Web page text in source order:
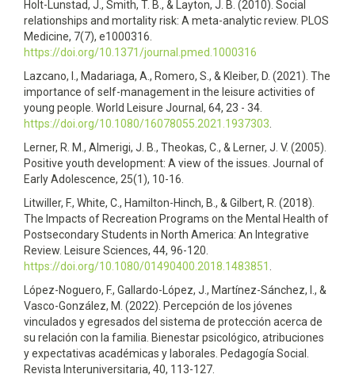
Holt-Lunstad, J., Smith, T. B., & Layton, J. B. (2010). Social
relationships and mortality risk: A meta-analytic review. PLOS
Medicine, 7(7), e1000316.
https://doi.org/10.1371/journal.pmed.1000316
Lazcano, I., Madariaga, A., Romero, S., & Kleiber, D. (2021). The
importance of self-management in the leisure activities of
young people. World Leisure Journal, 64, 23 - 34.
https://doi.org/10.1080/16078055.2021.1937303
Lerner, R. M., Almerigi, J. B., Theokas, C., & Lerner, J. V. (2005).
Positive youth development: A view of the issues. Journal of
Early Adolescence, 25(1), 10-16.
Litwiller, F., White, C., Hamilton-Hinch, B., & Gilbert, R. (2018).
The Impacts of Recreation Programs on the Mental Health of
Postsecondary Students in North America: An Integrative
Review. Leisure Sciences, 44, 96-120.
https://doi.org/10.1080/01490400.2018.1483851
López-Noguero, F., Gallardo-López, J., Martínez-Sánchez, I., &
Vasco-González, M. (2022). Percepción de los jóvenes
vinculados y egresados del sistema de protección acerca de
su relación con la familia. Bienestar psicológico, atribuciones
y expectativas académicas y laborales. Pedagogía Social.
Revista Interuniversitaria, 40, 113-127.